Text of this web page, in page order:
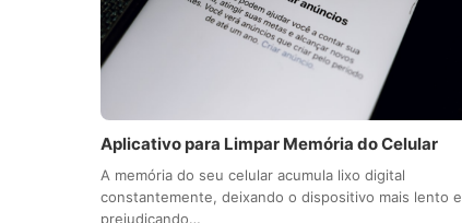
Aplicativo para Limpar Memória do Celular
A memória do seu celular acumula lixo digital
constantemente, deixando o dispositivo mais lento e
prejudicando…